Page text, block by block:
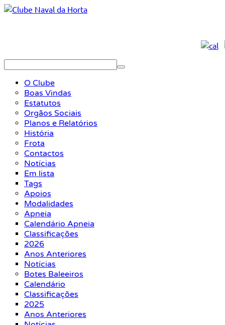
O Clube
Boas Vindas
Estatutos
Orgãos Sociais
Planos e Relatórios
História
Frota
Contactos
Notícias
Em lista
Tags
Apoios
Modalidades
Apneia
Calendário Apneia
Classificações
2026
Anos Anteriores
Notícias
Botes Baleeiros
Calendário
Classificações
2025
Anos Anteriores